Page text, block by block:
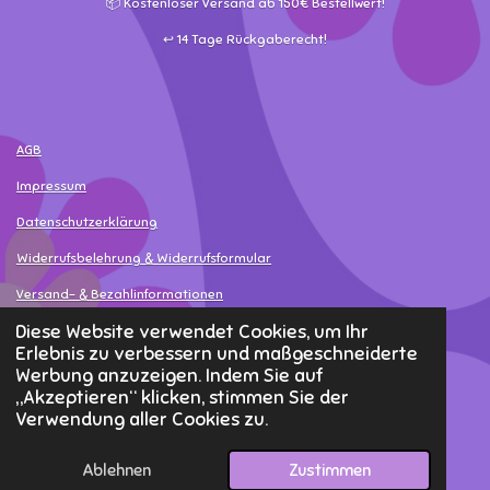
Diese Website verwendet Cookies, um Ihr
Erlebnis zu verbessern und maßgeschneiderte
Werbung anzuzeigen. Indem Sie auf
„Akzeptieren“ klicken, stimmen Sie der
Verwendung aller Cookies zu.
Ablehnen Zustimmen
↩️ 14 Tage Rückgaberecht!
AGB
Impressum
Datenschutzerklärung
Widerrufsbelehrung & Widerrufsformular
Versand- & Bezahlinformationen
Widerruf erklären
© 2025 - 2026 MamaLea